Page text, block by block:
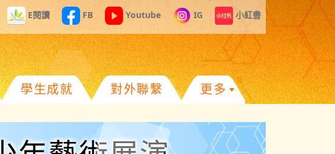
E閱讀 FB Youtube IG 小紅書
學生成就 對外聯繫 更多